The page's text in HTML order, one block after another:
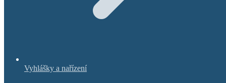
Vyhlášky a nařízení